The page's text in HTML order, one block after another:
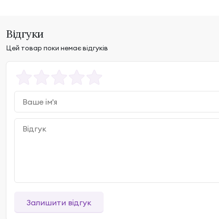
Відгуки
Цей товар поки немає відгуків
Залишити відгук